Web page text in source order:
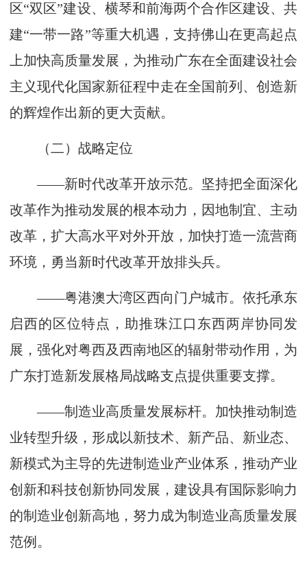
区“双区”建设、横琴和前海两个合作区建设、共
建“一带一路”等重大机遇，支持佛山在更高起点
上加快高质量发展，为推动广东在全面建设社会
主义现代化国家新征程中走在全国前列、创造新
的辉煌作出新的更大贡献。
（二）战略定位
——新时代改革开放示范。坚持把全面深化
改革作为推动发展的根本动力，因地制宜、主动
改革，扩大高水平对外开放，加快打造一流营商
环境，勇当新时代改革开放排头兵。
——粤港澳大湾区西向门户城市。依托承东
启西的区位特点，助推珠江口东西两岸协同发
展，强化对粤西及西南地区的辐射带动作用，为
广东打造新发展格局战略支点提供重要支撑。
——制造业高质量发展标杆。加快推动制造
业转型升级，形成以新技术、新产品、新业态、
新模式为主导的先进制造业产业体系，推动产业
创新和科技创新协同发展，建设具有国际影响力
的制造业创新高地，努力成为制造业高质量发展
范例。